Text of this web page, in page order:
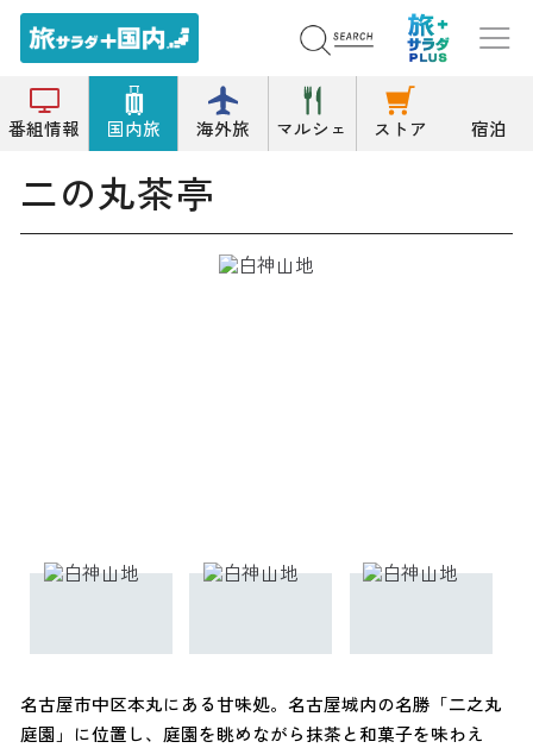
番組情報 国内旅 海外旅 マルシェ ストア 宿泊
トップ 甘味処 二の丸茶亭
二の丸茶亭
名古屋市中区本丸にある甘味処。名古屋城内の名勝「二之丸
庭園」に位置し、庭園を眺めながら抹茶と和菓子を味わえ